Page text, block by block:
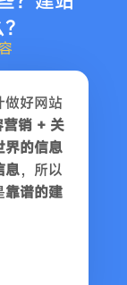
做好网站
营销 + 关
界的信息
息，所以
靠谱的建